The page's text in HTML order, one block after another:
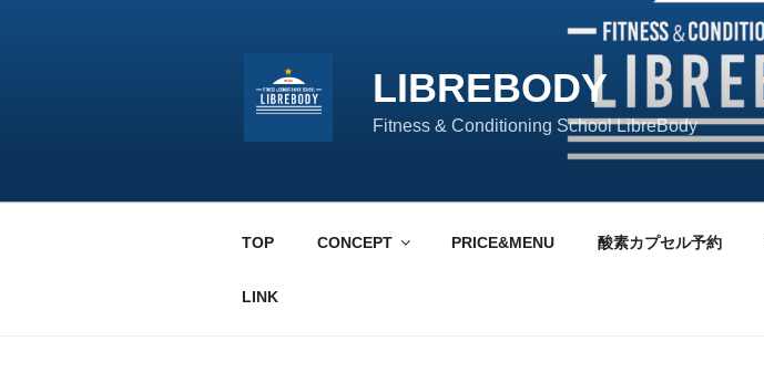
キ
LIBREBODY
Fitness & Conditioning School LibreBody
TOP CONCEPT PRICE&MENU 酸素カプセル予約
LINK